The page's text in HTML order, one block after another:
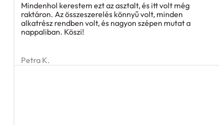
Mindenhol kerestem ezt az asztalt, és itt volt még
raktáron. Az összeszerelés könnyű volt, minden
alkatrész rendben volt, és nagyon szépen mutat a
nappaliban. Köszi!
Petra K.